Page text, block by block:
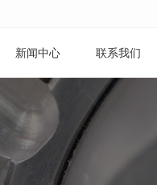
新闻中心 联系我们